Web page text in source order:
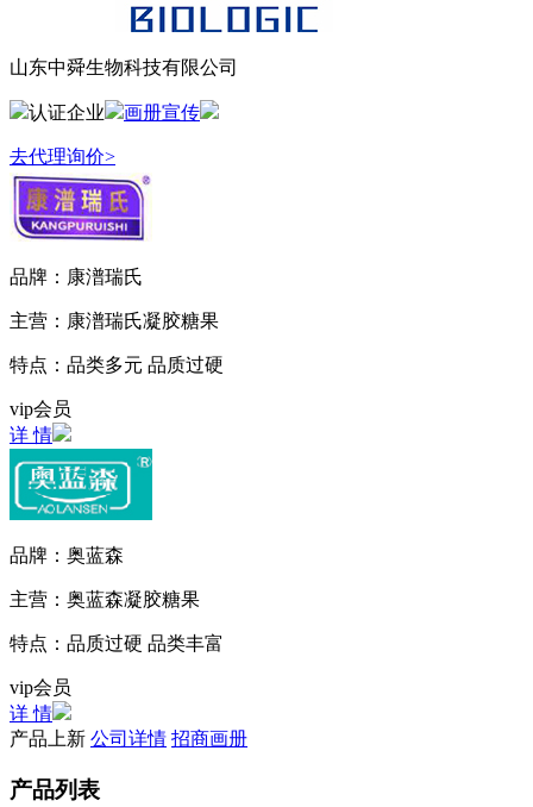
山东中舜生物科技有限公司
认证企业 画册宣传
去代理询价>
品牌： 康潽瑞氏
主营： 康潽瑞氏凝胶糖果
特点： 品类多元 品质过硬
vip会员
详 情
品牌： 奥蓝森
主营： 奥蓝森凝胶糖果
特点： 品质过硬 品类丰富
vip会员
详 情
产品上新 公司详情 招商画册
产品列表